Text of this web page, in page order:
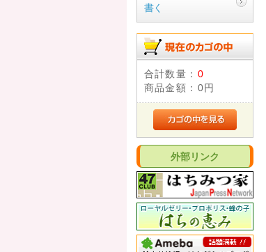
書く
合計数量： 0
商品金額： 0円
外部リンク